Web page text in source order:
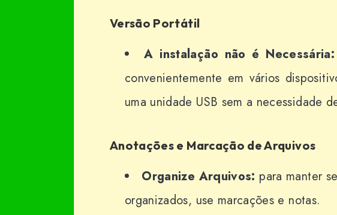
Versão Portátil
A instalação não é Necessária:
convenientemente em vários
uma unidade USB sem a necessidade
Anotações e Marcação de Arquivos
Organize Arquivos: para manter
organizados, use marcações e notas.